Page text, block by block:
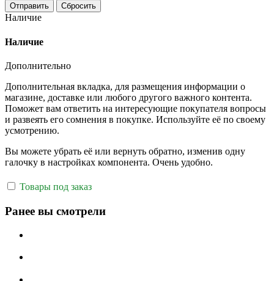
Отправить Сбросить
Наличие
Наличие
Дополнительно
Дополнительная вкладка, для размещения информации о
магазине, доставке или любого другого важного контента.
Поможет вам ответить на интересующие покупателя вопросы
и развеять его сомнения в покупке. Используйте её по своему
усмотрению.
Вы можете убрать её или вернуть обратно, изменив одну
галочку в настройках компонента. Очень удобно.
Товары под заказ
Ранее вы смотрели